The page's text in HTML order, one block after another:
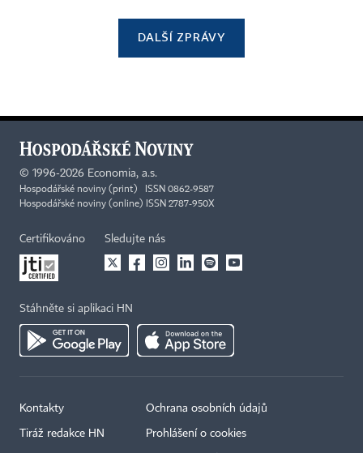
DALŠÍ ZPRÁVY
© 1996-2026 Economia, a.s.
Hospodářské noviny (print) ISSN 0862-9587
Hospodářské noviny (online) ISSN 2787-950X
Certifikováno Sledujte nás
Stáhněte si aplikaci HN
Kontakty
Tiráž redakce HN
Ochrana osobních údajů
Prohlášení o cookies